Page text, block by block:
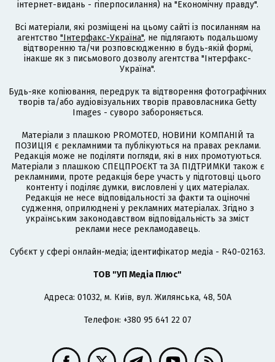
інтернет-видань - гіперпосилання) на "Економічну правду".
Всі матеріали, які розміщені на цьому сайті із посиланням на
агентство "Інтерфакс-Україна", не підлягають подальшому
відтворенню та/чи розповсюдженню в будь-якій формі,
інакше як з письмового дозволу агентства "Інтерфакс-
Україна".
Будь-яке копіювання, передрук та відтворення фотографічних
творів та/або аудіовізуальних творів правовласника Getty
Images - суворо забороняється.
Матеріали з плашкою PROMOTED, НОВИНИ КОМПАНІЙ та
ПОЗИЦІЯ є рекламними та публікуються на правах реклами.
Редакція може не поділяти погляди, які в них промотуються.
Матеріали з плашкою СПЕЦПРОЄКТ та ЗА ПІДТРИМКИ також є
рекламними, проте редакція бере участь у підготовці цього
контенту і поділяє думки, висловлені у цих матеріалах.
Редакція не несе відповідальності за факти та оціночні
судження, оприлюднені у рекламних матеріалах. Згідно з
українським законодавством відповідальність за зміст
реклами несе рекламодавець.
Cубєкт у сфері онлайн-медіа; ідентифікатор медіа - R40-02163.
ТОВ "УП Медіа Плюс"
Адреса: 01032, м. Київ, вул. Жилянська, 48, 50А
Телефон: +380 95 641 22 07